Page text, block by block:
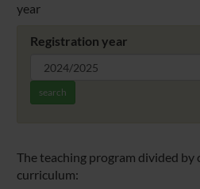
year
Registration year
search
The teaching program divided by
curriculum: